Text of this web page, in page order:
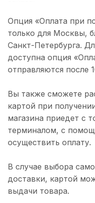
Опция «Оплата при
только для Москвы,
Санкт-Петербурга.
доступна опция
отправляются после
Вы также сможете
картой при
магазина приедет с
терминалом, с
осуществить оплату.
В случае выбора
доставки, картой
выдачи товара.